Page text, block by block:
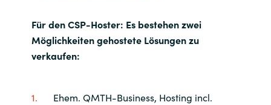
Für den CSP-Hoster: Es bestehen zwei
Möglichkeiten gehostete Lösungen zu
verkaufen:
Ehem. QMTH-Business, Hosting incl.